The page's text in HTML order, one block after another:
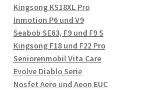
Kingsong KS18XL Pro
Inmotion P6 und V9
Seabob SE63, F9 und F9 S
Kingsong F18 und F22 Pro
Seniorenmobil Vita Care
Evolve Diablo Serie
Nosfet Aero und Aeon EUC